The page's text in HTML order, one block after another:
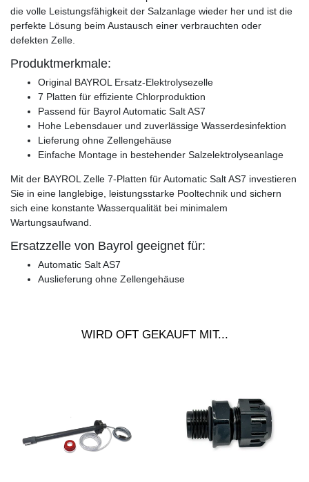
die volle Leistungsfähigkeit der Salzanlage wieder her und ist die
perfekte Lösung beim Austausch einer verbrauchten oder
defekten Zelle.
Produktmerkmale:
Original BAYROL Ersatz-Elektrolysezelle
7 Platten für effiziente Chlorproduktion
Passend für Bayrol Automatic Salt AS7
Hohe Lebensdauer und zuverlässige Wasserdesinfektion
Lieferung ohne Zellengehäuse
Einfache Montage in bestehender Salzelektrolyseanlage
Mit der BAYROL Zelle 7-Platten für Automatic Salt AS7 investieren
Sie in eine langlebige, leistungsstarke Pooltechnik und sichern
sich eine konstante Wasserqualität bei minimalem
Wartungsaufwand.
Ersatzzelle von Bayrol geeignet für:
Automatic Salt AS7
Auslieferung ohne Zellengehäuse
WIRD OFT GEKAUFT MIT...